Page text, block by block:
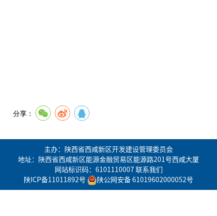
分享：
主办：陕西省西咸新区开发建设管理委员会
地址：陕西省西咸新区能源金融贸易区能源路201号西咸大厦
网站标识码：6101110007 联系我们
陕ICP备11011892号
陕公网安备 61019602000052号